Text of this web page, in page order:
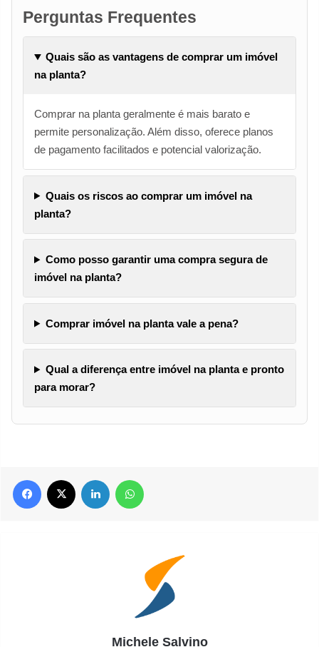
Perguntas Frequentes
Quais são as vantagens de comprar um imóvel
na planta?
Comprar na planta geralmente é mais barato e
permite personalização. Além disso, oferece planos
de pagamento facilitados e potencial valorização.
Quais os riscos ao comprar um imóvel na
planta?
Como posso garantir uma compra segura de
imóvel na planta?
Comprar imóvel na planta vale a pena?
Qual a diferença entre imóvel na planta e pronto
para morar?
Facebook Linkedin
Michele Salvino